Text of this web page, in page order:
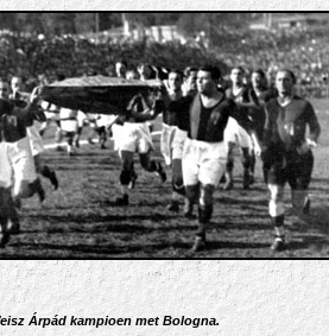
Árpád kampioen met Bologna.